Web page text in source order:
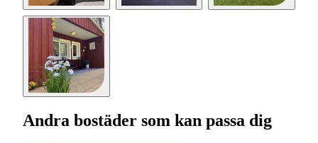
Andra bostäder som kan passa dig